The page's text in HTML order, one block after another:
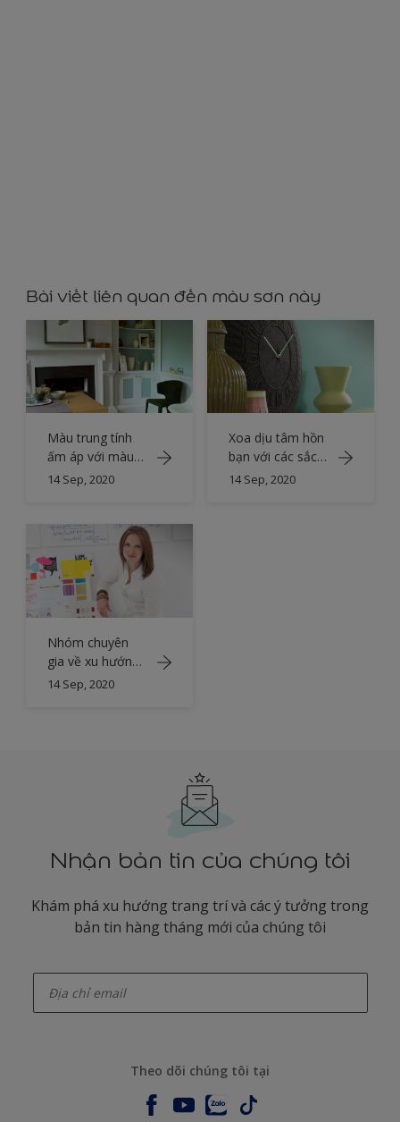
Bài viết liên quan đến màu sơn này
Màu trung tính
ấm áp với màu
xanh lá cây tươi
14 Sep, 2020
Xoa dịu tâm hồn
bạn với các sắc
độ của màu lục
14 Sep, 2020
Nhóm chuyên
gia về xu hướng
màu sắc
14 Sep, 2020
Nhận bản tin của chúng tôi
Khám phá xu hướng trang trí và các ý tưởng trong
bản tin hàng tháng mới của chúng tôi
Theo dõi chúng tôi tại